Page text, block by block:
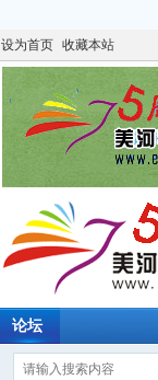
设为首页 收藏本站
论坛